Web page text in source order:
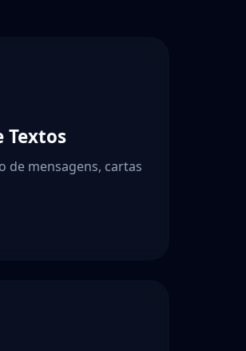
Textos
de mensagens, cartas